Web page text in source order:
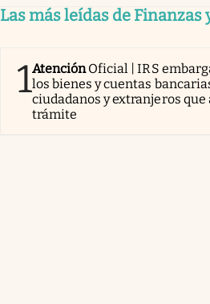
Las más leídas de Finanzas
1AtenciónOficial | IRS
los bienes y cuentas
ciudadanos y extranjeros
trámite